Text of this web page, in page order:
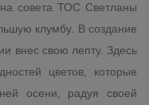
совета ТОС Светланы
клумбу. В создание
внес свою лепту. Здесь
цветов, которые
осени, радуя своей